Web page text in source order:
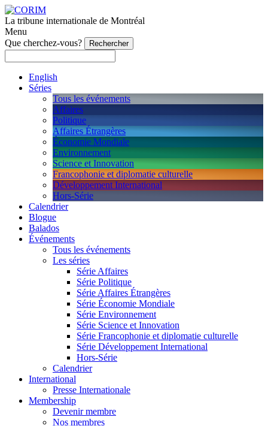
La tribune internationale de Montréal
Menu
Que cherchez-vous?
English
Séries
Tous les événements
Affaires
Politique
Affaires Étrangères
Économie Mondiale
Environnement
Science et Innovation
Francophonie et diplomatie culturelle
Développement International
Hors-Série
Calendrier
Blogue
Balados
Événements
Tous les événements
Les séries
Série Affaires
Série Politique
Série Affaires Étrangères
Série Économie Mondiale
Série Environnement
Série Science et Innovation
Série Francophonie et diplomatie culturelle
Série Développement International
Hors-Série
Calendrier
International
Presse Internationale
Membership
Devenir membre
Nos membres